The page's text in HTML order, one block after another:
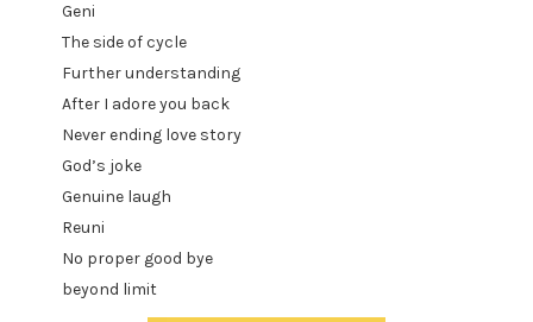
Geni
The side of cycle
Further understanding
After I adore you back
Never ending love story
God’s joke
Genuine laugh
Reuni
No proper good bye
beyond limit